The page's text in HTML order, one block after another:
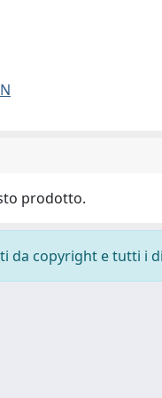
prodotto.
da copyright e tutti i